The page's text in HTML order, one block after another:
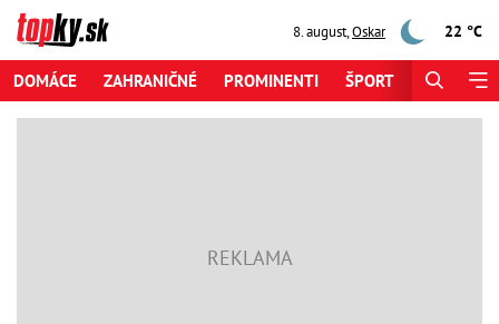
8. august,Oskar 22 °C
DOMÁCE ZAHRANIČNÉ PROMINENTI ŠPORT